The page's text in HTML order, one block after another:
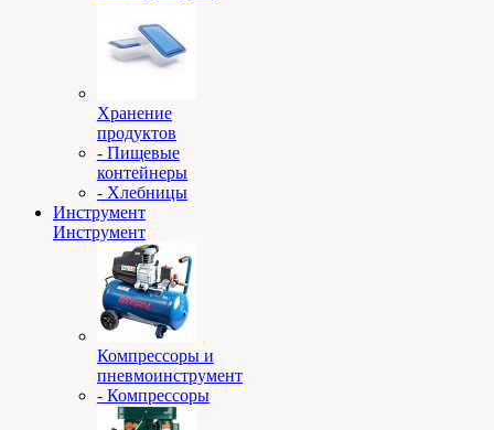
Хранение
продуктов
- Пищевые
контейнеры
- Хлебницы
Инструмент
Инструмент
Компрессоры и
пневмоинструмент
- Компрессоры